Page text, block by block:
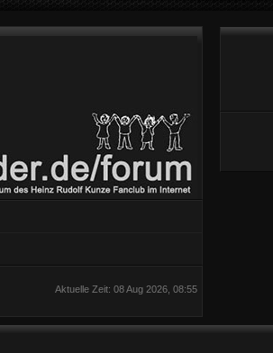
Aktuelle Zeit: 08 Aug 2026, 08:55